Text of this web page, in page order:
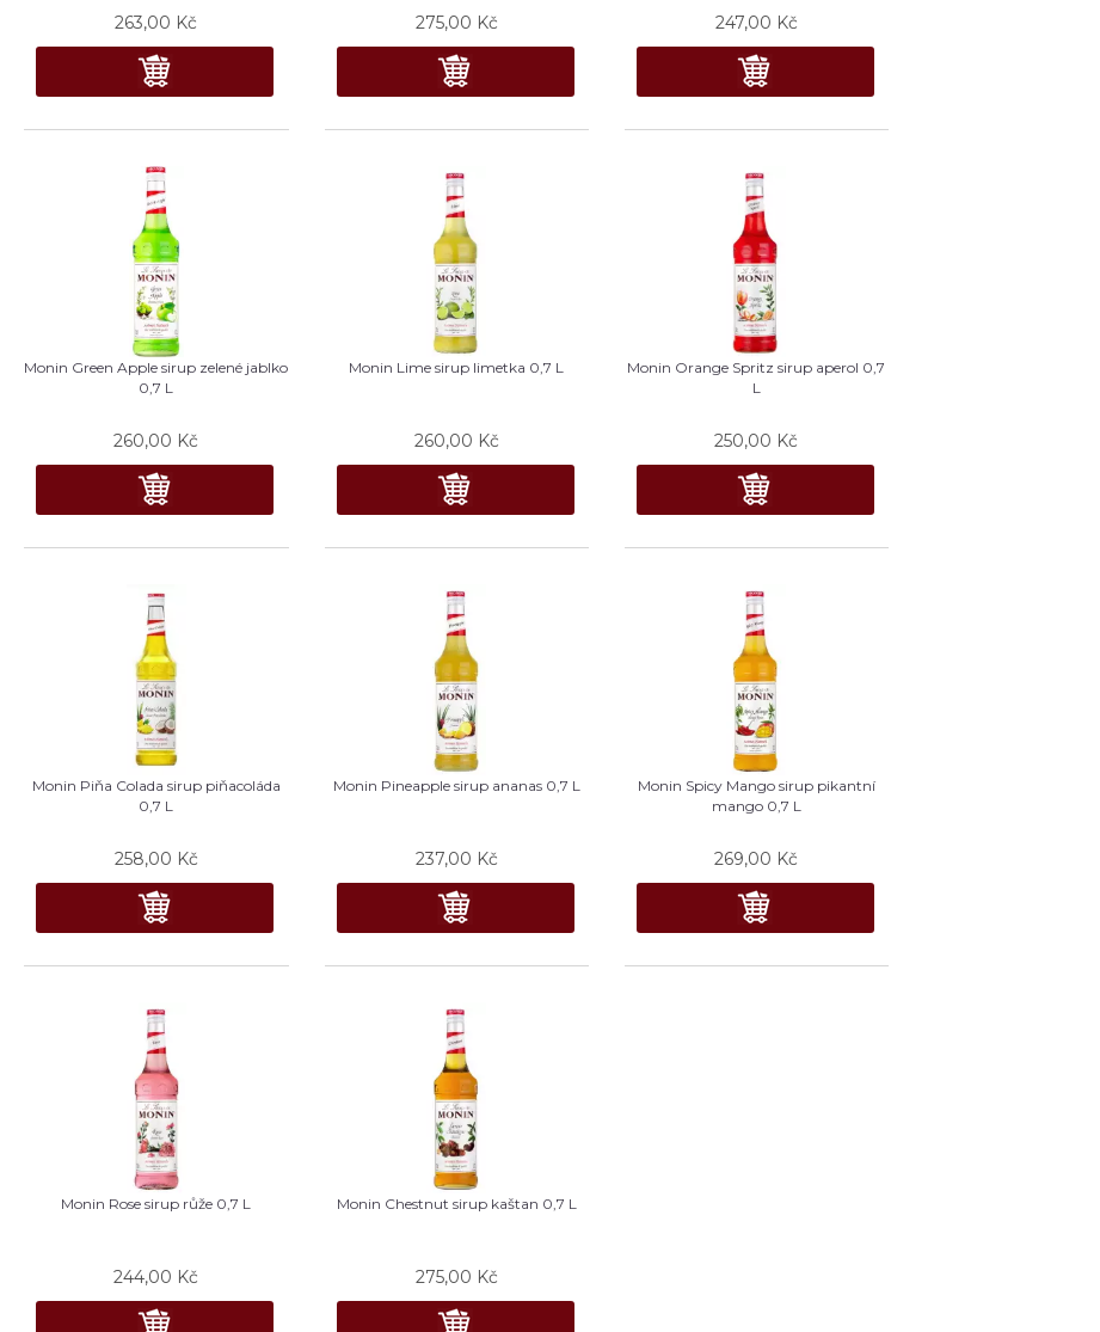
263,00 Kč 275,00 Kč 247,00 Kč
Monin Green Apple sirup zelené jablko
0,7 L
260,00 Kč
Monin Lime sirup limetka 0,7 L
260,00 Kč
Monin Orange Spritz sirup aperol 0,7
L
250,00 Kč
Monin Piňa Colada sirup piňacoláda
0,7 L
258,00 Kč
Monin Pineapple sirup ananas 0,7 L
237,00 Kč
Monin Spicy Mango sirup pikantní
mango 0,7 L
269,00 Kč
Monin Rose sirup růže 0,7 L
244,00 Kč
Monin Chestnut sirup kaštan 0,7 L
275,00 Kč